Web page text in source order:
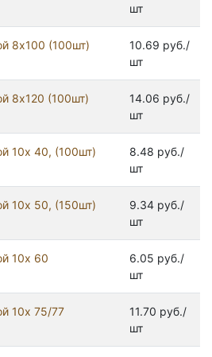
шт
8x100 (100шт)
10.69 руб./
шт
8x120 (100шт)
14.06 руб./
шт
10x 40, (100шт)
8.48 руб./
шт
10x 50, (150шт)
9.34 руб./
шт
10x 60
6.05 руб./
шт
10x 75/77
11.70 руб./
шт